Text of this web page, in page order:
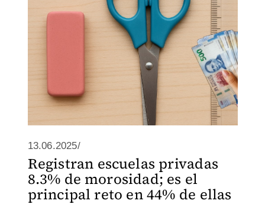
13.06.2025/
Registran escuelas privadas
8.3% de morosidad; es el
principal reto en 44% de ellas